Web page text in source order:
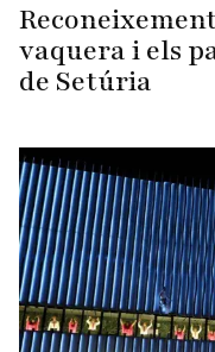
vaquera i els
de Setúria